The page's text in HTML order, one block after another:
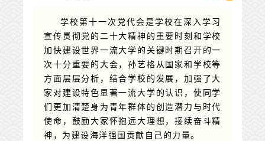
学校第十一次党代会是学校在深入学习
宣传贯彻党的二十大精神的重要时刻和学校
加快建设世界一流大学的关键时期召开的一
次十分重要的大会，孙艺格从国家和学校等
方面层层分析，结合学校的发展，加强了大
家对建设特色显著一流大学的认识，使同学
们更加清楚身为青年群体的创造潜力与时代
使命，鼓励大家怀抱远大理想，接续奋斗精
神，为建设海洋强国贡献自己的力量。